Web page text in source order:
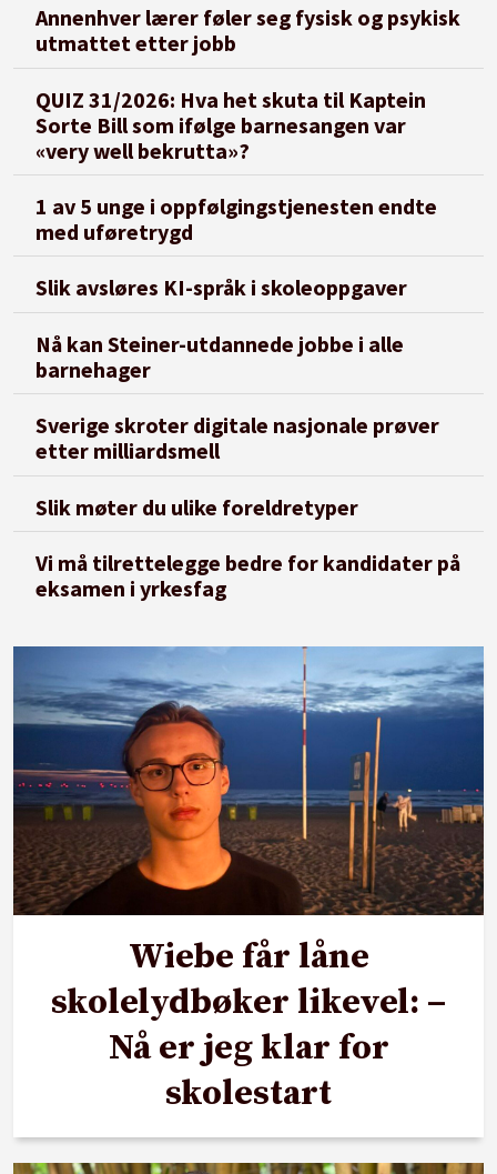
Annenhver lærer føler seg fysisk og psykisk
utmattet etter jobb
QUIZ 31/2026: Hva het skuta til Kaptein
Sorte Bill som ifølge barnesangen var
«very well bekrutta»?
1 av 5 unge i oppfølgingstjenesten endte
med uføretrygd
Slik avsløres KI-språk i skoleoppgaver
Nå kan Steiner-utdannede jobbe i alle
barnehager
Sverige skroter digitale nasjonale prøver
etter milliardsmell
Slik møter du ulike foreldretyper
Vi må tilrettelegge bedre for kandidater på
eksamen i yrkesfag
Wiebe får låne
skolelydbøker likevel: –
Nå er jeg klar for
skolestart